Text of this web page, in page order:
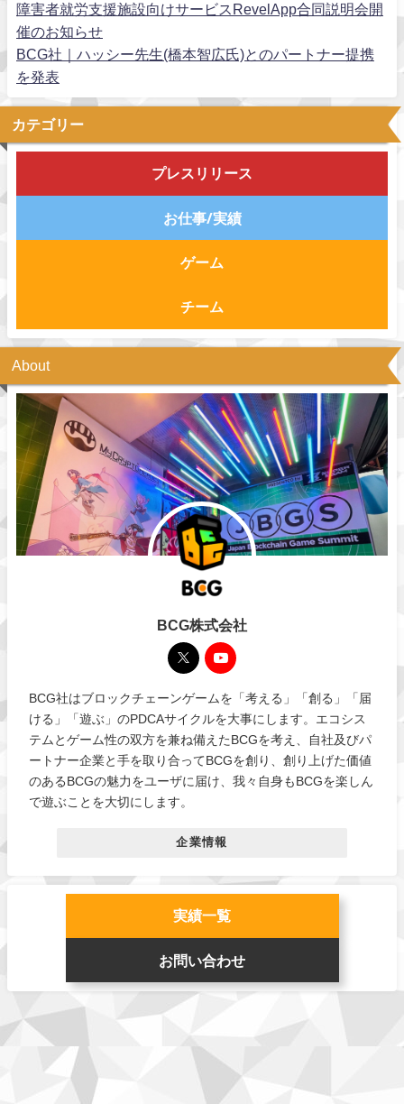
障害者就労支援施設向けサービスRevelApp合同説明会開
催のお知らせ
BCG社｜ハッシー先生(橋本智広氏)とのパートナー提携
を発表
カテゴリー
プレスリリース
お仕事/実績
ゲーム
チーム
About
BCG株式会社
BCG社はブロックチェーンゲームを「考える」「創る」「届
ける」「遊ぶ」のPDCAサイクルを大事にします。エコシス
テムとゲーム性の双方を兼ね備えたBCGを考え、自社及びパ
ートナー企業と手を取り合ってBCGを創り、創り上げた価値
のあるBCGの魅力をユーザに届け、我々自身もBCGを楽しん
で遊ぶことを大切にします。
企業情報
実績一覧
お問い合わせ